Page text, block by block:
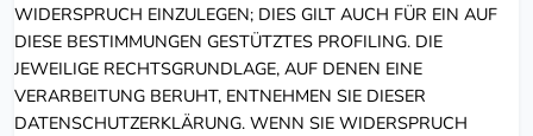
WIDERSPRUCH EINZULEGEN; DIES GILT AUCH FÜR EIN AUF
DIESE BESTIMMUNGEN GESTÜTZTES PROFILING. DIE
JEWEILIGE RECHTSGRUNDLAGE, AUF DENEN EINE
VERARBEITUNG BERUHT, ENTNEHMEN SIE DIESER
DATENSCHUTZERKLÄRUNG. WENN SIE WIDERSPRUCH